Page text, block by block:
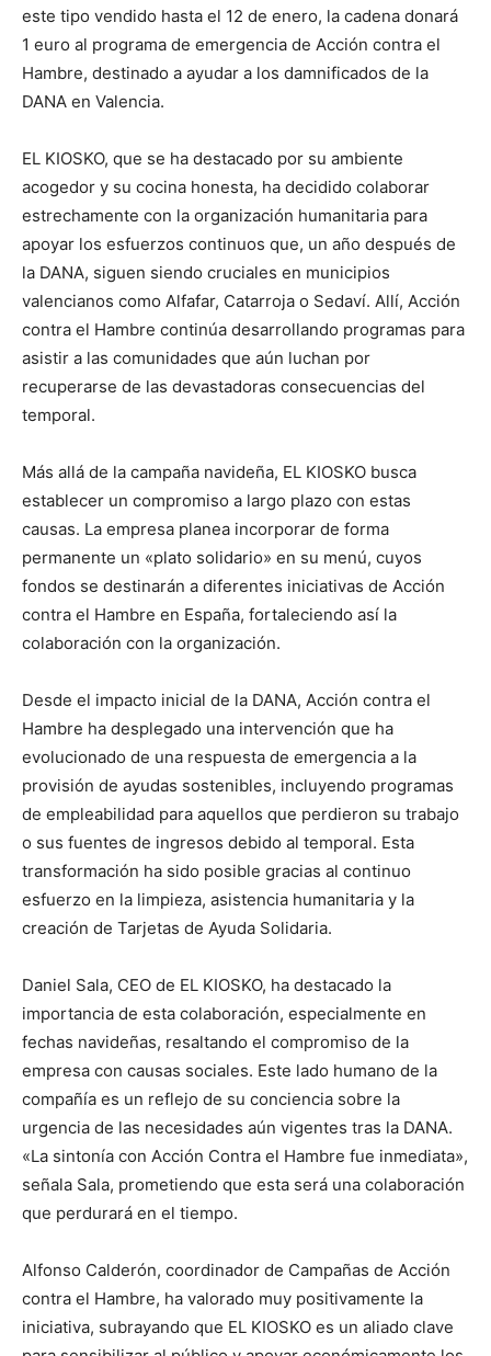
este tipo vendido hasta el 12 de enero, la cadena donará
1 euro al programa de emergencia de Acción contra el
Hambre, destinado a ayudar a los damnificados de la
DANA en Valencia.
EL KIOSKO, que se ha destacado por su ambiente
acogedor y su cocina honesta, ha decidido colaborar
estrechamente con la organización humanitaria para
apoyar los esfuerzos continuos que, un año después de
la DANA, siguen siendo cruciales en municipios
valencianos como Alfafar, Catarroja o Sedaví. Allí, Acción
contra el Hambre continúa desarrollando programas para
asistir a las comunidades que aún luchan por
recuperarse de las devastadoras consecuencias del
temporal.
Más allá de la campaña navideña, EL KIOSKO busca
establecer un compromiso a largo plazo con estas
causas. La empresa planea incorporar de forma
permanente un «plato solidario» en su menú, cuyos
fondos se destinarán a diferentes iniciativas de Acción
contra el Hambre en España, fortaleciendo así la
colaboración con la organización.
Desde el impacto inicial de la DANA, Acción contra el
Hambre ha desplegado una intervención que ha
evolucionado de una respuesta de emergencia a la
provisión de ayudas sostenibles, incluyendo programas
de empleabilidad para aquellos que perdieron su trabajo
o sus fuentes de ingresos debido al temporal. Esta
transformación ha sido posible gracias al continuo
esfuerzo en la limpieza, asistencia humanitaria y la
creación de Tarjetas de Ayuda Solidaria.
Daniel Sala, CEO de EL KIOSKO, ha destacado la
importancia de esta colaboración, especialmente en
fechas navideñas, resaltando el compromiso de la
empresa con causas sociales. Este lado humano de la
compañía es un reflejo de su conciencia sobre la
urgencia de las necesidades aún vigentes tras la DANA.
«La sintonía con Acción Contra el Hambre fue inmediata»,
señala Sala, prometiendo que esta será una colaboración
que perdurará en el tiempo.
Alfonso Calderón, coordinador de Campañas de Acción
contra el Hambre, ha valorado muy positivamente la
iniciativa, subrayando que EL KIOSKO es un aliado clave